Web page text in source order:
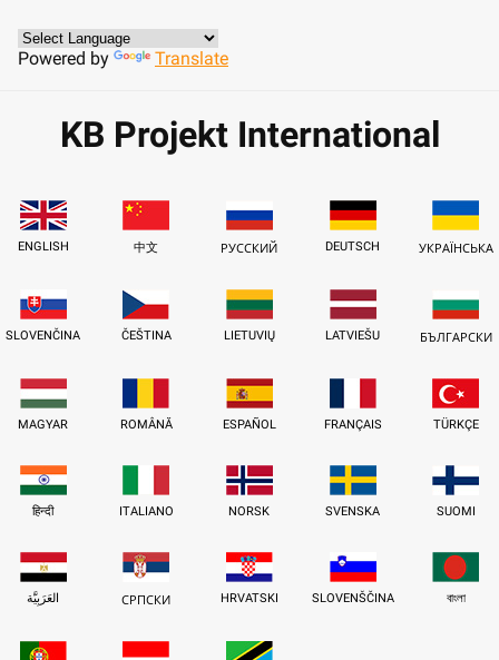
Powered by Translate
KB Projekt International
ENGLISH 中文 РУССКИЙ DEUTSCH УКРАЇНСЬКА
SLOVENČINA ČEŠTINA LIETUVIŲ LATVIEŠU БЪЛГАРСКИ
MAGYAR ROMÂNĂ ESPAÑOL FRANÇAIS TÜRKÇE
हिन्दी ITALIANO NORSK SVENSKA SUOMI
العَرَبِيَّة СРПСКИ HRVATSKI SLOVENŠČINA বাংলা